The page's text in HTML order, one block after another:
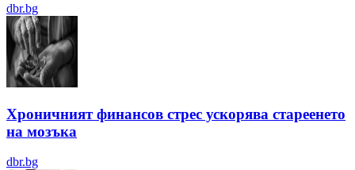
dbr.bg
Хроничният финансов стрес ускорява стареенето
на мозъка
dbr.bg